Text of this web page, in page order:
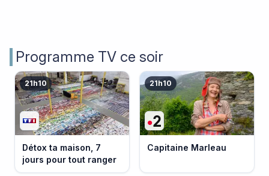
Programme TV ce soir
21h10
Détox ta maison, 7
jours pour tout ranger
21h10
Capitaine Marleau